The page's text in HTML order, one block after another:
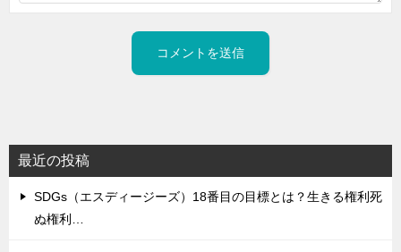
最近の投稿
SDGs（エスディージーズ）18番目の目標とは？生きる権利死
ぬ権利…